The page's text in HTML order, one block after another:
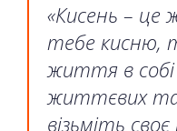
«Кисень –
тебе кисню,
життя в
життєвих та
візьміть